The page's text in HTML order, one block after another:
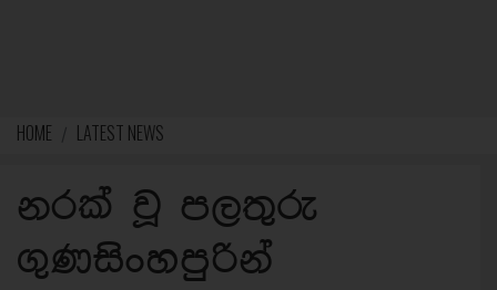
HOME LATEST NEWS
නරක් වූ පලතුරු
ගුණසිංහපුරින්